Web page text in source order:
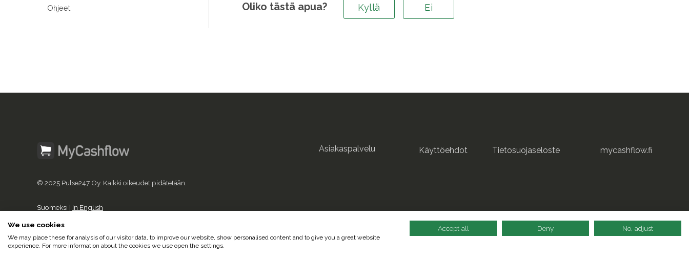
Ohjeet
Oliko tästä apua? Kyllä Ei
Asiakaspalvelu Käyttöehdot Tietosuojaseloste mycashflow.fi
© 2025 Pulse247 Oy. Kaikki oikeudet pidätetään.
Suomeksi | In English
We use cookies
We may place these for analysis of our visitor data, to improve our website, show personalised content and to give you a great website
experience. For more information about the cookies we use open the settings.
Accept all Deny No, adjust